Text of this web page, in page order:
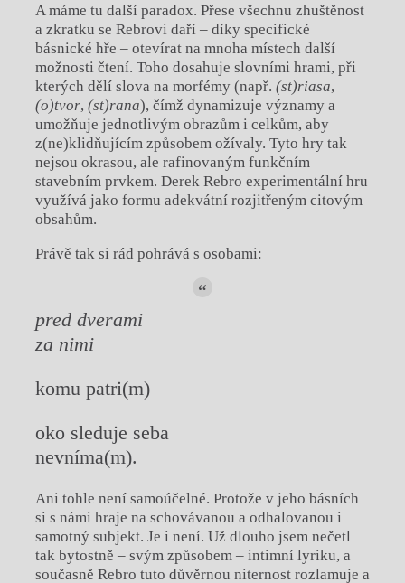
A máme tu další paradox. Přese všechnu zhuštěnost
a zkratku se Rebrovi daří – díky specifické
básnické hře – otevírat na mnoha místech další
možnosti čtení. Toho dosahuje slovními hrami, při
kterých dělí slova na morfémy (např. (st)riasa,
(o)tvor, (st)rana), čímž dynamizuje významy a
umožňuje jednotlivým obrazům i celkům, aby
z(ne)klidňujícím způsobem ožívaly. Tyto hry tak
nejsou okrasou, ale rafinovaným funkčním
stavebním prvkem. Derek Rebro experimentální hru
využívá jako formu adekvátní rozjitřeným citovým
obsahům.
Právě tak si rád pohrává s osobami:
pred dverami
za nimi
komu patri(m)
oko sleduje seba
nevníma(m).
Ani tohle není samoúčelné. Protože v jeho básních
si s námi hraje na schovávanou a odhalovanou i
samotný subjekt. Je i není. Už dlouho jsem nečetl
tak bytostně – svým způsobem – intimní lyriku, a
současně Rebro tuto důvěrnou niternost rozlamuje a